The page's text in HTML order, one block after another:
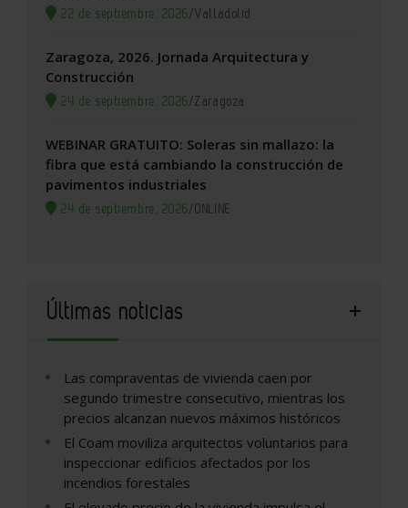
22 de septiembre, 2026/Valladolid
Zaragoza, 2026. Jornada Arquitectura y
Construcción
24 de septiembre, 2026/Zaragoza
WEBINAR GRATUITO: Soleras sin mallazo: la
fibra que está cambiando la construcción de
pavimentos industriales
24 de septiembre, 2026/ONLINE
Últimas noticias
Las compraventas de vivienda caen por
segundo trimestre consecutivo, mientras los
precios alcanzan nuevos máximos históricos
El Coam moviliza arquitectos voluntarios para
inspeccionar edificios afectados por los
incendios forestales